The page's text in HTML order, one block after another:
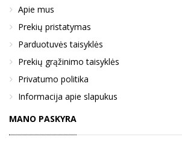
Apie mus
Prekių pristatymas
Parduotuvės taisyklės
Prekių grąžinimo taisyklės
Privatumo politika
Informacija apie slapukus
MANO PASKYRA